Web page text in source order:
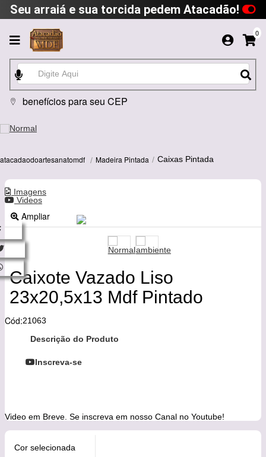
Seu arraiá e sua torcida pedem Atacadão!
0
benefícios para seu CEP
atacadaodoartesanatomdf Madeira Pintada Caixas Pintada
Imagens
Videos
Ampliar
Caixote Vazado Liso
23x20,5x13 Mdf Pintado
Cód:21063
Descrição do Produto
Inscreva-se
Video em Breve. Se inscreva em nosso Canal no Youtube!
Cor selecionada